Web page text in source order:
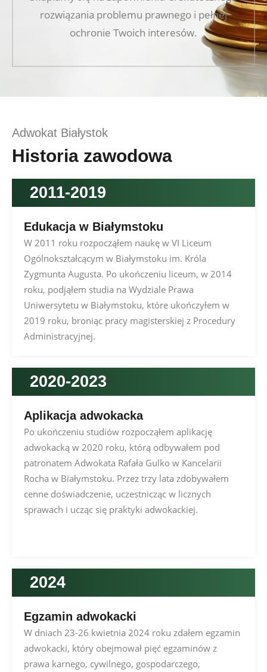
rozwiązania problemu prawnego i pełnej
ochronie Twoich interesów.
Adwokat Białystok
Historia zawodowa
2011-2019
Edukacja w Białymstoku
W 2011 roku rozpocząłem naukę w VI Liceum
Ogólnokształcącym w Białymstoku im. Króla
Zygmunta Augusta. Po ukończeniu liceum, w 2014
roku, podjąłem studia na Wydziale Prawa
Uniwersytetu w Białymstoku, które ukończyłem w
2019 roku, broniąc pracy magisterskiej z Procedury
Administracyjnej.
2020-2023
Aplikacja adwokacka
Po ukończeniu studiów rozpocząłem aplikację
adwokacką w 2020 roku, którą odbywałem pod
patronatem Adwokata Rafała Gulko w Kancelarii
Rocha w Białymstoku. Przez trzy lata zdobywałem
cenne doświadczenie, uczestnicząc w licznych
sprawach i ucząc się praktyki adwokackiej.
2024
Egzamin adwokacki
W dniach 23-26 kwietnia 2024 roku zdałem egzamin
adwokacki, który obejmował pięć egzaminów z
prawa karnego, cywilnego, gospodarczego,